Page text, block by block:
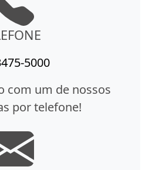
5000
com um de nossos
por telefone!